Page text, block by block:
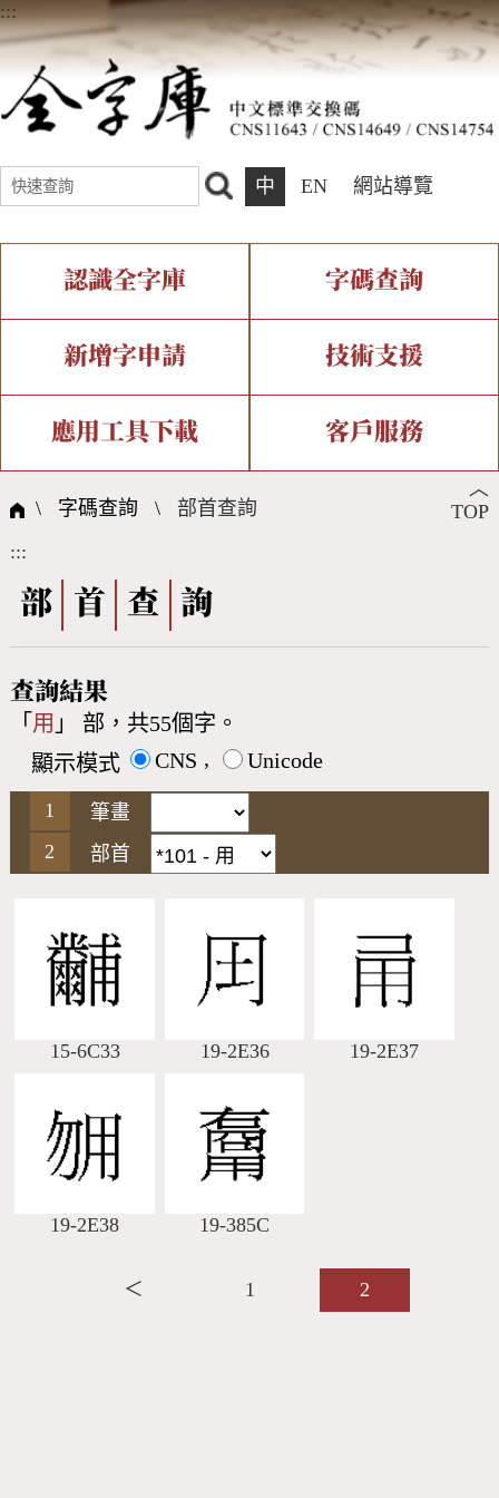
:::
中 EN 網站導覽
認識全字庫
全字庫介紹 全字庫現況
中文碼介紹 專有名詞介紹
國際字碼相關組織
字碼查詢
IDS查詢 部件查詢
複合查詢 注音查詢
筆畫查詢
筆順序查詢
Big5查詢
符號索引
新增字申請
新字申請處理流程
技術支援
字形即時顯示 造字解決方案
全字庫授權 轉碼Web Service
應用工具下載
個人電腦造字處理工具
字形下載
客戶服務
問題集
熱門查詢統計
︿
TOP
\ 字碼查詢 \ 部首查詢
:::
部 首 查 詢
查詢結果
「 用 」 部，共55個字。
顯示模式
CNS , Unicode
筆畫
部首
15-6C33 19-2E36 19-2E37
19-2E38 19-385C
＜ 1 2